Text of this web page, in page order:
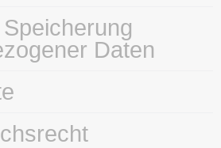
Daten